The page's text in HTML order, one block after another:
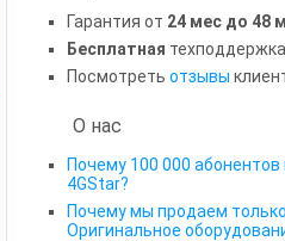
Гарантия от 24 мес до 48
Бесплатная техподдержка
Посмотреть отзывы
О нас
Почему 100 000
4GStar?
Почему мы продаем только
Оригинальное